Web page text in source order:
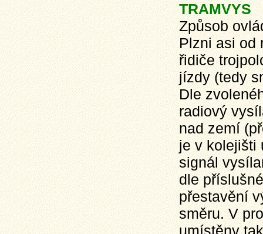
TRAMVYS
Způsob
Plzni asi od
řidiče
jízdy (tedy
Dle
radiový
nad zemí
je v kolejišti
signál
dle
přestavění
směru. V
umístěny